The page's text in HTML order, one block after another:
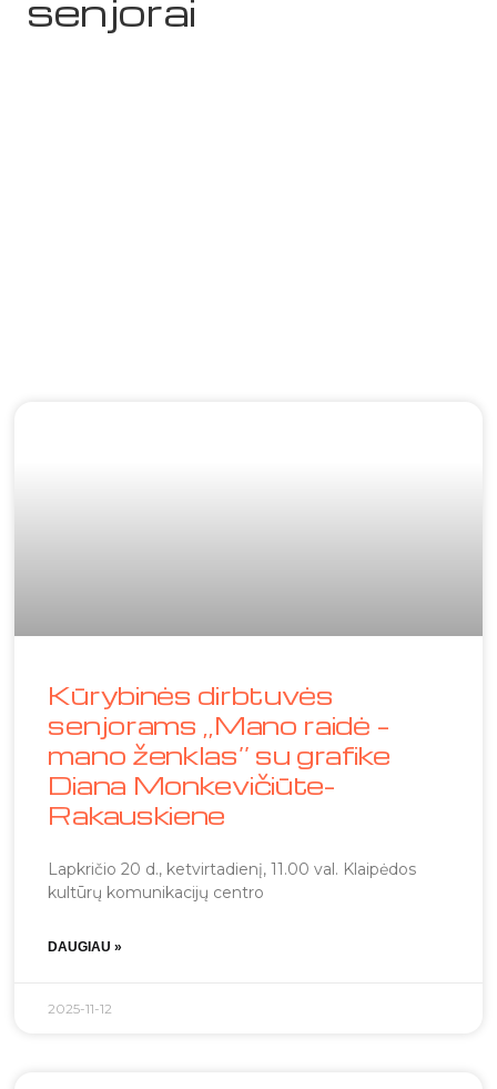
senjorai
Kūrybinės dirbtuvės
senjorams ,,Mano raidė –
mano ženklas‘‘ su grafike
Diana Monkevičiūte-
Rakauskiene
Lapkričio 20 d., ketvirtadienį, 11.00 val. Klaipėdos
kultūrų komunikacijų centro
DAUGIAU »
2025-11-12